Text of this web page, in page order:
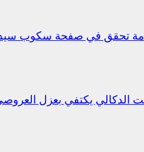
تحقق في صفحة سكوب